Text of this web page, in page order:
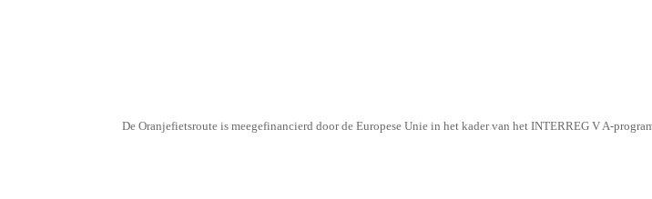
De Oranjefietsroute is meegefinancierd door de Europese Unie in het kader van het INTERREG V A-